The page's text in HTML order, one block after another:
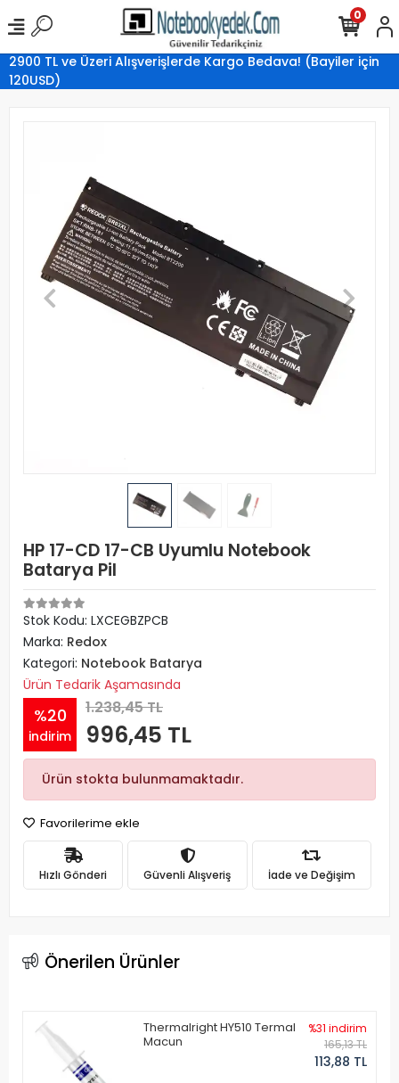
2900 TL ve Üzeri Alışverişlerde Kargo Bedava! (Bayiler için
120USD)
0
HP 17-CD 17-CB Uyumlu Notebook
Batarya Pil
Stok Kodu: LXCEGBZPCB
Marka: Redox
Kategori: Notebook Batarya
Ürün Tedarik Aşamasında
%20
indirim
1.238,45 TL
996,45 TL
Ürün stokta bulunmamaktadır.
Favorilerime ekle
Hızlı Gönderi Güvenli Alışveriş İade ve Değişim
Önerilen Ürünler
Thermalright HY510 Termal
Macun
%31 indirim
165,13 TL
113,88 TL